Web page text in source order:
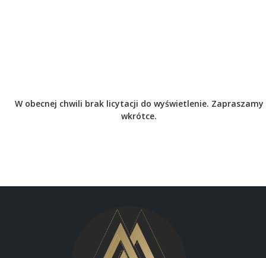
W obecnej chwili brak licytacji do wyświetlenie. Zapraszamy
wkrótce.